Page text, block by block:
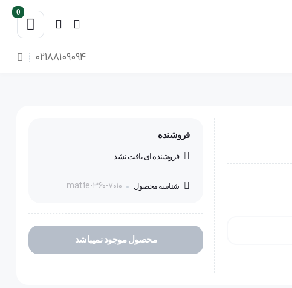
0
02188109094
فروشنده
فروشنده ای یافت نشد
شناسه محصول matte-360-7010
محصول موجود نمیباشد